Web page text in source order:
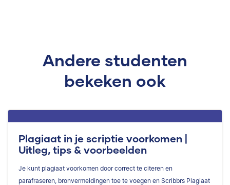
Andere studenten
bekeken ook
Plagiaat in je scriptie voorkomen |
Uitleg, tips & voorbeelden
Je kunt plagiaat voorkomen door correct te citeren en
parafraseren, bronvermeldingen toe te voegen en Scribbrs Plagiaat